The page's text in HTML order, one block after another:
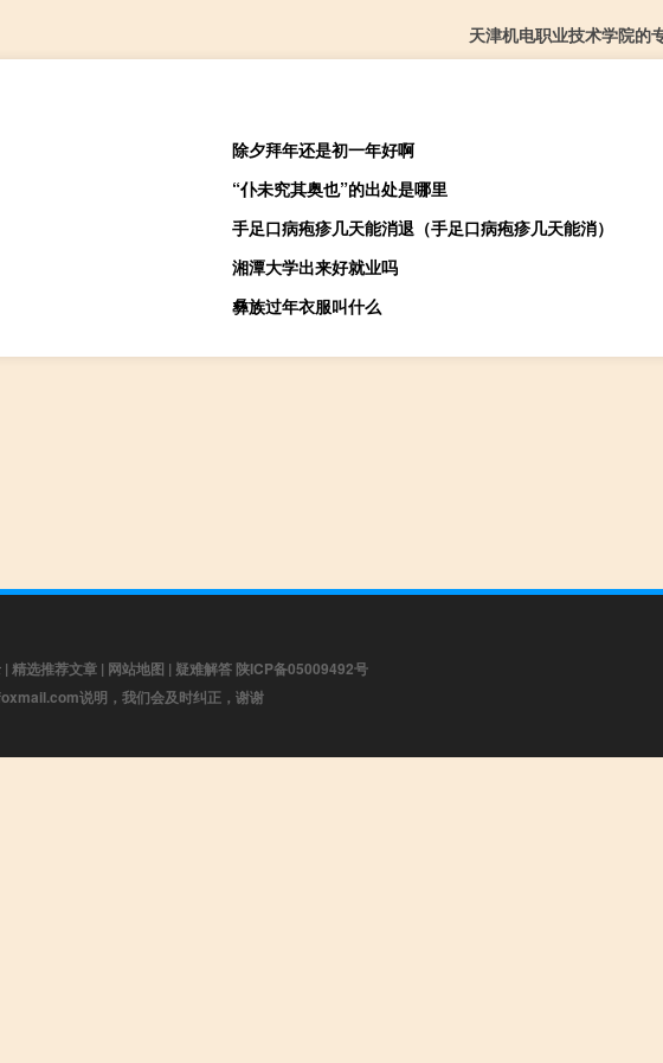
天津机电职业技术学院的
除夕拜年还是初一年好啊
“仆未究其奥也”的出处是哪里
手足口病疱疹几天能消退（手足口病疱疹几天能消）
湘潭大学出来好就业吗
彝族过年衣服叫什么
| 精选推荐文章 | 网站地图 | 疑难解答 陕ICP备05009492号
说明，我们会及时纠正，谢谢